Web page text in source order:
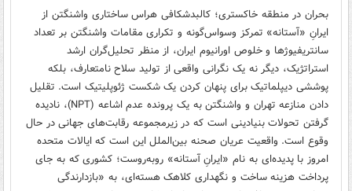
آموخته حقوق بین الملل
۰۰:۵۴ - ۱۴۰۵/۰۳/۲۱
بحران در منطقه خاکستری؛ کالبدشکافی هراس ساختاری واشنگتن از
ایرانِ «آستانه» تمرکز وسواس‌گونه و تکراری مقامات واشنگتن بر تعداد
سانتریفیوژها و خلوص اورانیوم ایران، از منظر تحلیل‌گران ارشد
استراتژیک، دیگر نه یک نگرانی واقعی از تولید سلاح نامتعارف، بلکه
پوششی دیپلماتیک برای پنهان کردن یک شکست ژئوپلیتیک است. تقلیل
دادن منازعه تهران و واشنگتن به یک پرونده عدم اشاعه (NPT)، نادیده
گرفتن تحولات بنیادینی است که در زیرمجموعه رقابت‌های جهانی در حال
وقوع است. واقعیت عریان صحنه بین‌الملل این است که ایالات متحده
امروز با پدیده‌ای به نام «ایرانِ آستانه» روبه‌روست؛ کشوری که به جای
پرداخت هزینه ساخت و نگهداری کلاهک هسته‌ای، به «بازدارندگی